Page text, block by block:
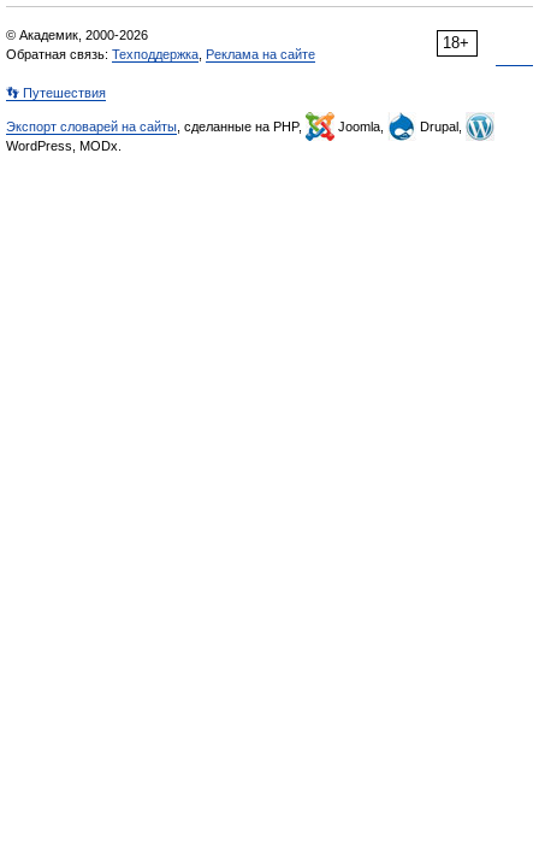
18+
© Академик, 2000-2026
Обратная связь: Техподдержка Реклама на сайте
👣 Путешествия
Экспорт словарей на сайты , сделанные на PHP, Joomla,
Drupal,
WordPress, MODx.